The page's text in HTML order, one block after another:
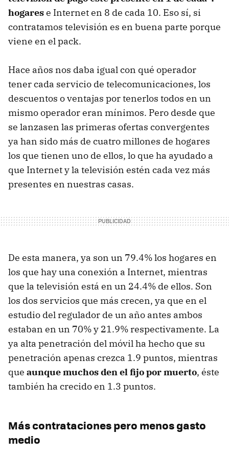
hogarese Internet en 8 de cada 10. Eso sí, si
contratamos televisión es en buena parte porque
viene en el pack.
Hace años nos daba igual con qué operador
tener cada servicio de telecomunicaciones, los
descuentos o ventajas por tenerlos todos en un
mismo operador eran mínimos. Pero desde que
se lanzasen las primeras ofertas convergentes
ya han sido más de cuatro millones de hogares
los que tienen uno de ellos, lo que ha ayudado a
que Internet y la televisión estén cada vez más
presentes en nuestras casas.
De esta manera, ya son un 79.4% los hogares en
los que hay una conexión a Internet, mientras
que la televisión está en un 24.4% de ellos. Son
los dos servicios que más crecen, ya que en el
estudio del regulador de un año antes ambos
estaban en un 70% y 21.9% respectivamente. La
ya alta penetración del móvil ha hecho que su
penetración apenas crezca 1.9 puntos, mientras
que aunque muchos den el fijo por muerto, éste
también ha crecido en 1.3 puntos.
Más contrataciones pero menos gasto
medio